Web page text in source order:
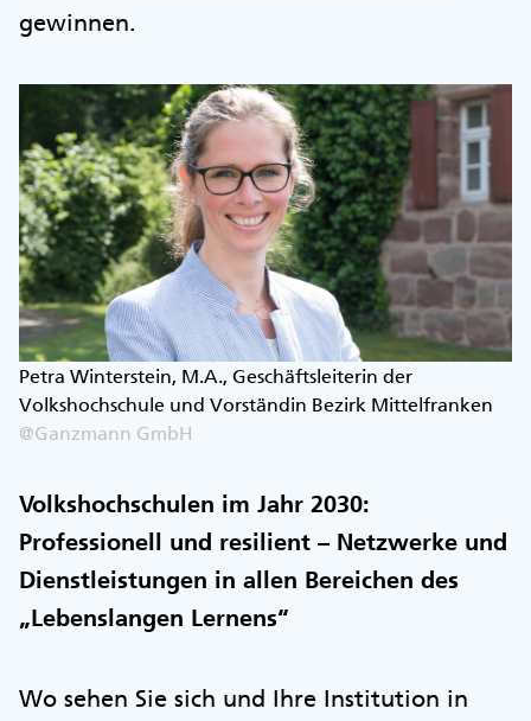
gewinnen.
Petra Winterstein, M.A., Geschäftsleiterin der
Volkshochschule und Vorständin Bezirk Mittelfranken
@Ganzmann GmbH
Volkshochschulen im Jahr 2030:
Professionell und resilient – Netzwerke und
Dienstleistungen in allen Bereichen des
„Lebenslangen Lernens“
Wo sehen Sie sich und Ihre Institution in